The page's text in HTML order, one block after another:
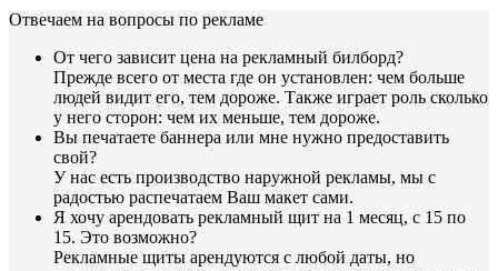
Отвечаем на вопросы по рекламе
От чего зависит цена на рекламный билборд?
Прежде всего от места где он установлен: чем больше
людей видит его, тем дороже. Также играет роль сколько
у него сторон: чем их меньше, тем дороже.
Вы печатаете баннера или мне нужно предоставить
свой?
У нас есть производство наружной рекламы, мы с
радостью распечатаем Ваш макет сами.
Я хочу арендовать рекламный щит на 1 месяц, с 15 по
15. Это возможно?
Рекламные щиты арендуются с любой даты, но